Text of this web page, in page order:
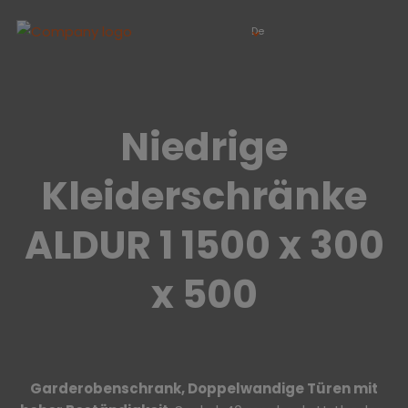
De
Niedrige
Kleiderschränke
ALDUR 1 1500 x 300
x 500
Garderobenschrank,Doppelwandige Türenmit